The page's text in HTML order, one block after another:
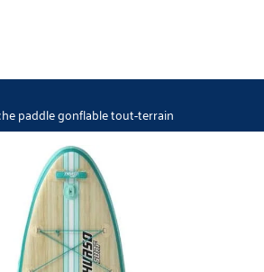
paddle gonflable tout-terrain